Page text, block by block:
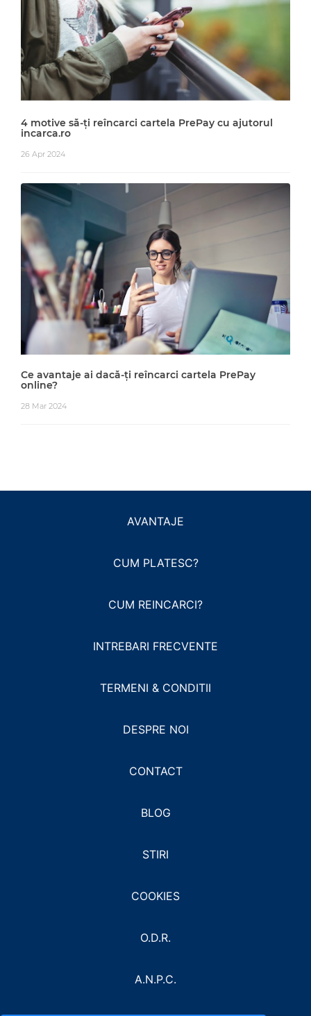
4 motive să-ți reîncarci cartela PrePay cu ajutorul
incarca.ro
26 Apr 2024
Ce avantaje ai dacă-ți reîncarci cartela PrePay
online?
28 Mar 2024
AVANTAJE
CUM PLATESC?
CUM REINCARCI?
INTREBARI FRECVENTE
TERMENI & CONDITII
DESPRE NOI
CONTACT
BLOG
STIRI
COOKIES
O.D.R.
A.N.P.C.